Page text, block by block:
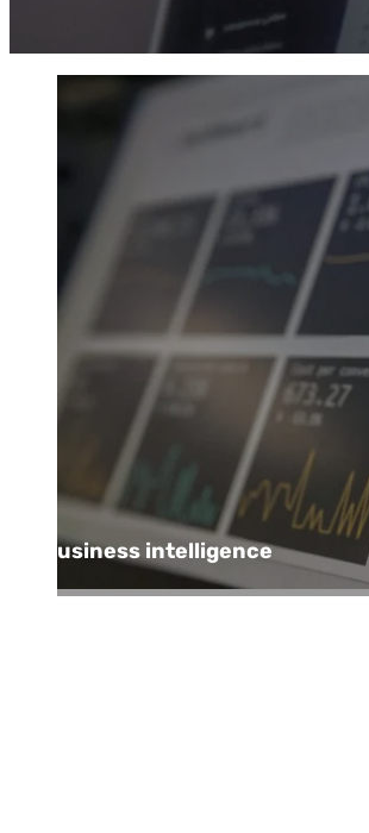
Business intelligence